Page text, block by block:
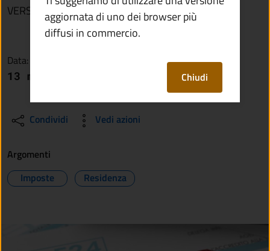
VERSAMENTO ACCONTO IMU ANNO 2026
Data:
13 maggio 2026
Condividi Vedi azioni
aggiornata di uno dei browser più
diffusi in commercio.
Chiudi
Argomenti
Imposte
Residenza